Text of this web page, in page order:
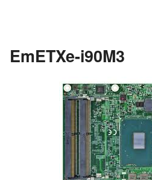
EmETXe-i90M3